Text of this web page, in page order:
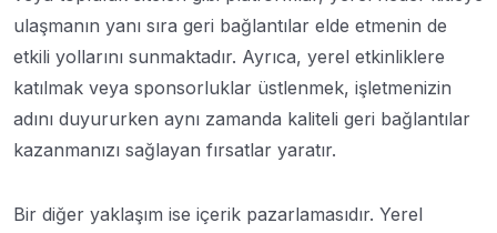
ulaşmanın yanı sıra geri bağlantılar elde etmenin de
etkili yollarını sunmaktadır. Ayrıca, yerel etkinliklere
katılmak veya sponsorluklar üstlenmek, işletmenizin
adını duyururken aynı zamanda kaliteli geri bağlantılar
kazanmanızı sağlayan fırsatlar yaratır.
Bir diğer yaklaşım ise içerik pazarlamasıdır. Yerel